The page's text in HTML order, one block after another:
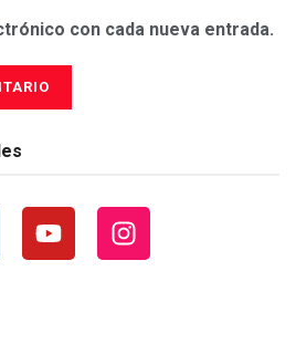
con cada nueva entrada.